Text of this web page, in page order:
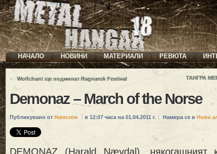
НАЧАЛО НОВИНИ МАТЕРИАЛИ РЕВЮТА
« Wolfchant ще подминат Ragnarok Festival ТАНГРА
Demonaz – March of the Norse
Публикувано от Hatecrew в 12:07 часа на 01.04.2011 г. Намира се в Нови
DEMONAZ (Harald Nævdal), някогашният